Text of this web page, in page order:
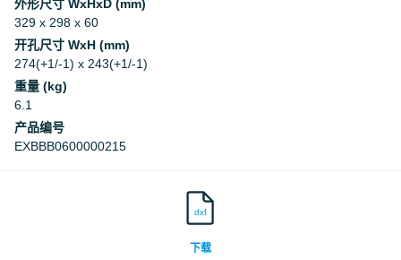
外形尺寸 WxHxD (mm)
329 x 298 x 60
开孔尺寸 WxH (mm)
274(+1/-1) x 243(+1/-1)
重量 (kg)
6.1
产品编号
EXBBB0600000215
dxf
下载